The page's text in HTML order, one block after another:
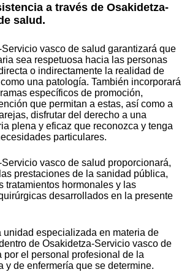
a través de Osakidetza-
salud.
vasco de salud garantizará que
sea respetuosa hacia las personas
o indirectamente la realidad de
una patología. También incorporará
específicos de promoción,
que permitan a estas, así como a
disfrutar del derecho a una
plena y eficaz que reconozca y tenga
particulares.
vasco de salud proporcionará,
prestaciones de la sanidad pública,
tratamientos hormonales y las
desarrollados en la presente
especializada en materia de
de Osakidetza-Servicio vasco de
por el personal profesional de la
y de enfermería que se determine.